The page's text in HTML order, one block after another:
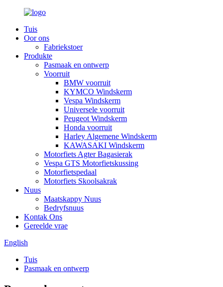
Tuis
Oor ons
Fabriekstoer
Produkte
Pasmaak en ontwerp
Voorruit
BMW voorruit
KYMCO Windskerm
Vespa Windskerm
Universele voorruit
Peugeot Windskerm
Honda voorruit
Harley Algemene Windskerm
KAWASAKI Windskerm
Motorfiets Agter Bagasierak
Vespa GTS Motorfietskussing
Motorfietspedaal
Motorfiets Skoolsakrak
Nuus
Maatskappy Nuus
Bedryfsnuus
Kontak Ons
Gereelde vrae
English
Tuis
Pasmaak en ontwerp